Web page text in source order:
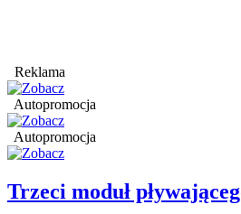
Reklama
Autopromocja
Autopromocja
Trzeci moduł